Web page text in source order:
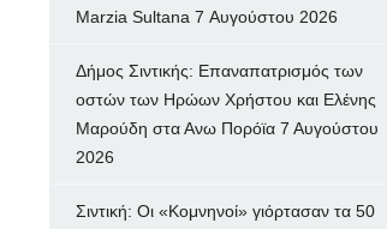
Marzia Sultana 7 Αυγούστου 2026
Δήμος Σιντικής: Επαναπατρισμός των
oστών των Ηρώων Χρήστου και Ελένης
Μαρούδη στα Ανω Πορόϊα 7 Αυγούστου
2026
Σιντική: Οι «Κομνηνοί» γιόρτασαν τα 50